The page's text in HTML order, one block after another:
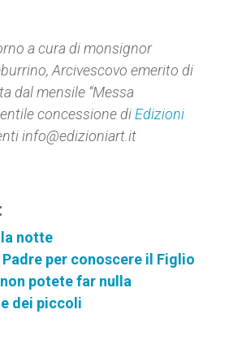
a cura di monsignor
Arcivescovo emerito di
dal mensile “Messa
concessione di Edizioni
info@edizioniart.it
notte
per conoscere il Figlio
potete far nulla
dei piccoli